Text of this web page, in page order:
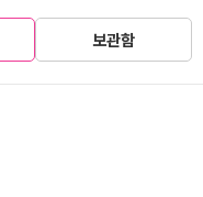
보관함